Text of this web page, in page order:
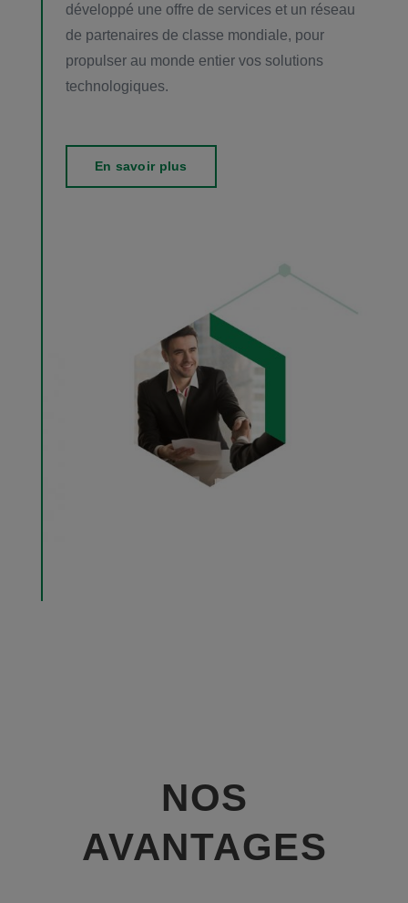
développé une offre de services et un réseau
de partenaires de classe mondiale, pour
propulser au monde entier vos solutions
technologiques.
En savoir plus
NOS
AVANTAGES